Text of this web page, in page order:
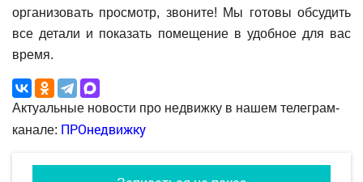
организовать просмотр, звоните! Мы готовы обсудить
все детали и показать помещение в удобное для вас
время.
Актуальные новости про недвижку в нашем телеграм-
канале: ПРОнедвижку